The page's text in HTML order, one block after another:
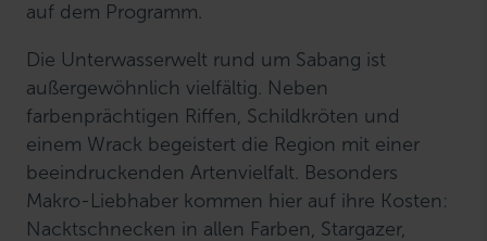
auf dem Programm.
Die Unterwasserwelt rund um Sabang ist
außergewöhnlich vielfältig. Neben
farbenprächtigen Riffen, Schildkröten und
einem Wrack begeistert die Region mit einer
beeindruckenden Artenvielfalt. Besonders
Makro-Liebhaber kommen hier auf ihre Kosten:
Nacktschnecken in allen Farben, Stargazer,